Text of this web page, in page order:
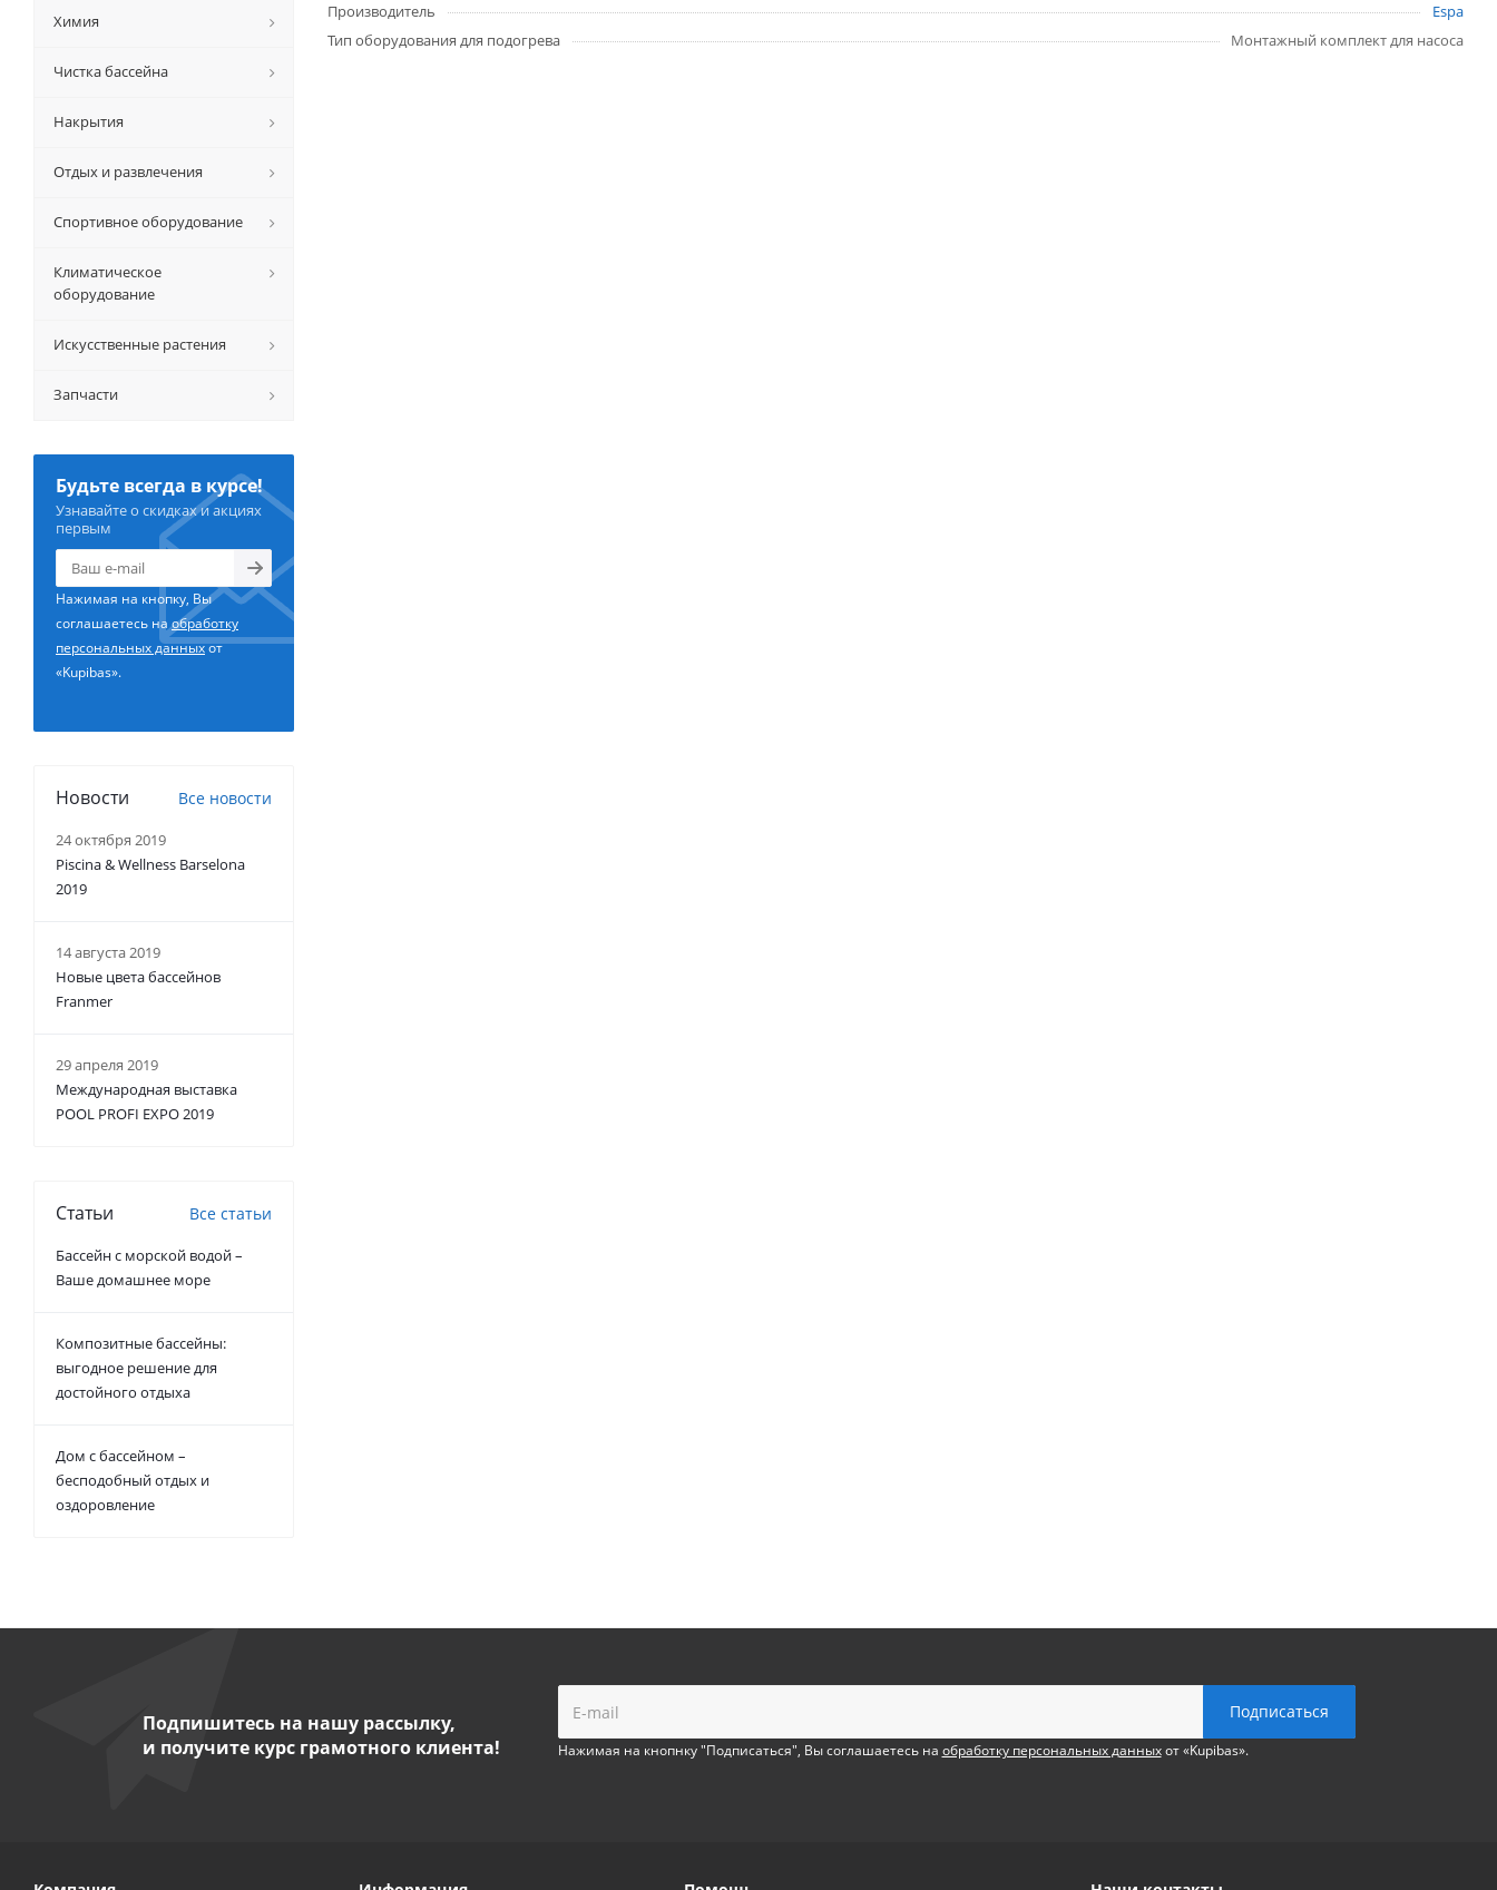
Производитель
Espa
Тип оборудования для подогрева
Монтажный комплект для насоса
Химия
Чистка бассейна
Накрытия
Отдых и развлечения
Спортивное оборудование
Климатическое
оборудование
Искусственные растения
Запчасти
Будьте всегда в курсе!
Узнавайте о скидках и акциях
первым
Нажимая на кнопку, Вы
соглашаетесь наобработку
персональных данныхот
«Kupibas».
Новости Все новости
24 октября 2019
Piscina & Wellness Barselona
2019
14 августа 2019
Новые цвета бассейнов
Franmer
29 апреля 2019
Международная выставка
POOL PROFI EXPO 2019
Статьи Все статьи
Бассейн с морской водой –
Ваше домашнее море
Композитные бассейны:
выгодное решение для
достойного отдыха
Дом с бассейном –
бесподобный отдых и
оздоровление
Подпишитесь на нашу рассылку,
и получите курс грамотного клиента!
Нажимая на кнопнку "Подписаться", Вы соглашаетесь на обработку персональных данныхот «Kupibas».